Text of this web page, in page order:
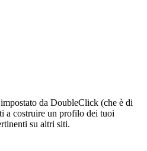
da DoubleClick (che è di
a costruire un profilo dei tuoi
su altri siti.